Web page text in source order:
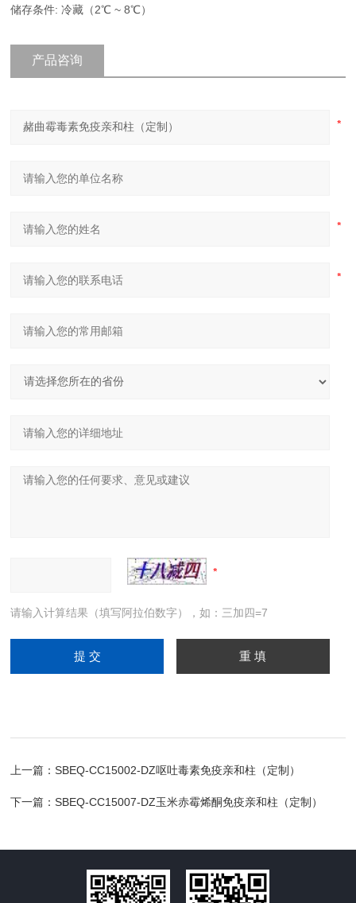
储存条件: 冷藏（2℃ ~ 8℃）
产品咨询
请输入计算结果（填写阿拉伯数字），如：三加四=7
上一篇：SBEQ-CC15002-DZ呕吐毒素免疫亲和柱（定制）
下一篇：SBEQ-CC15007-DZ玉米赤霉烯酮免疫亲和柱（定制）